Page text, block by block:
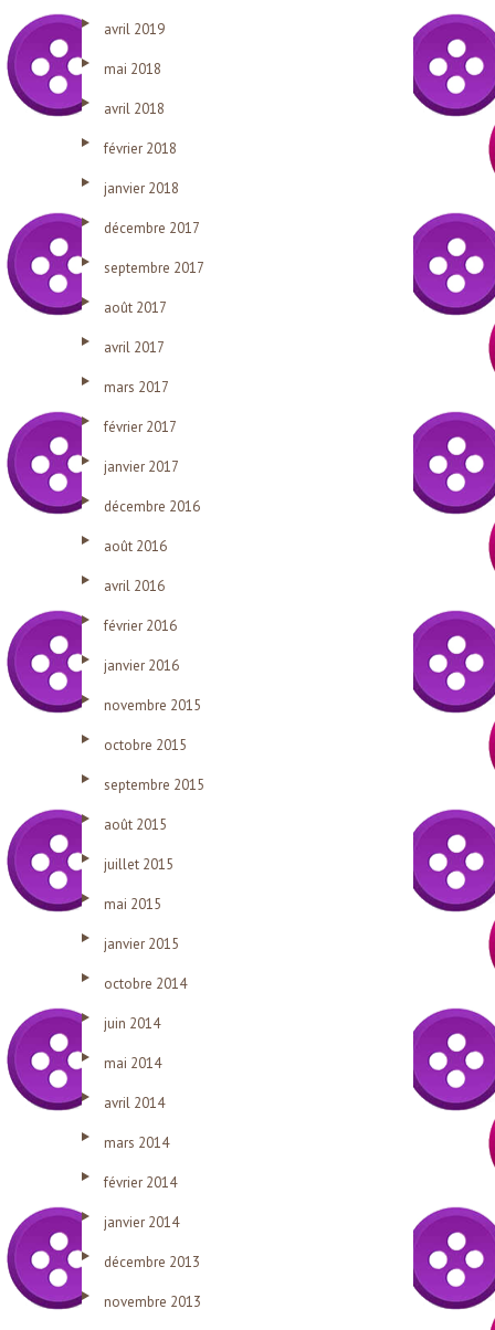
avril 2019
mai 2018
avril 2018
février 2018
janvier 2018
décembre 2017
septembre 2017
août 2017
avril 2017
mars 2017
février 2017
janvier 2017
décembre 2016
août 2016
avril 2016
février 2016
janvier 2016
novembre 2015
octobre 2015
septembre 2015
août 2015
juillet 2015
mai 2015
janvier 2015
octobre 2014
juin 2014
mai 2014
avril 2014
mars 2014
février 2014
janvier 2014
décembre 2013
novembre 2013